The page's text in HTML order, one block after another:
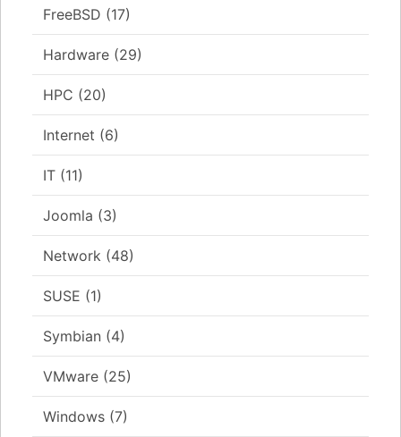
FreeBSD (17)
Hardware (29)
HPC (20)
Internet (6)
IT (11)
Joomla (3)
Network (48)
SUSE (1)
Symbian (4)
VMware (25)
Windows (7)